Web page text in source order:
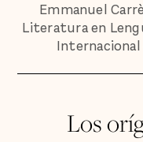
Emmanuel
Literatura en
Internacional
Los